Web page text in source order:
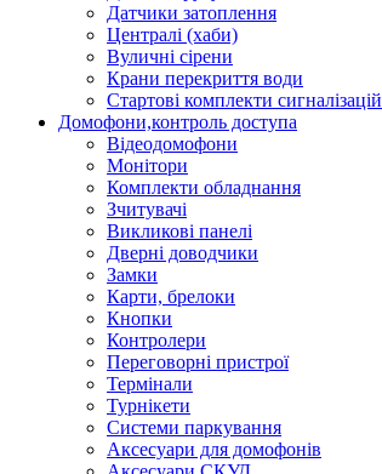
Датчики затоплення
Централі (хаби)
Вуличні сірени
Крани перекриття води
Стартові комплекти сигналізацій
Домофони,контроль доступа
Відеодомофони
Монітори
Комплекти обладнання
Зчитувачі
Викликові панелі
Дверні доводчики
Замки
Карти, брелоки
Кнопки
Контролери
Переговорні пристрої
Термінали
Турнікети
Системи паркування
Аксесуари для домофонів